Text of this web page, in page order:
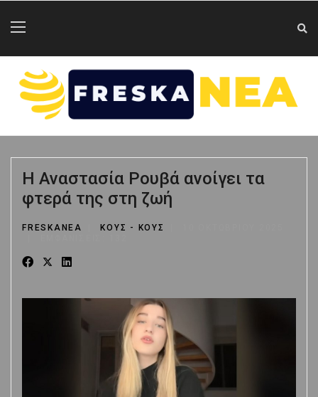
Η Αναστασία Ρουβά ανοίγει τα
φτερά της στη ζωή
FRESKANEA ΚΟΥΣ - ΚΟΥΣ